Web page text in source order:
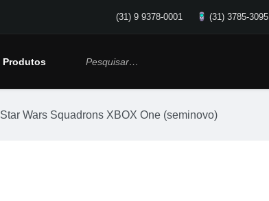
(31) 9 9378-0001 (31) 3785-3095
Produtos
Star Wars Squadrons XBOX One (seminovo)